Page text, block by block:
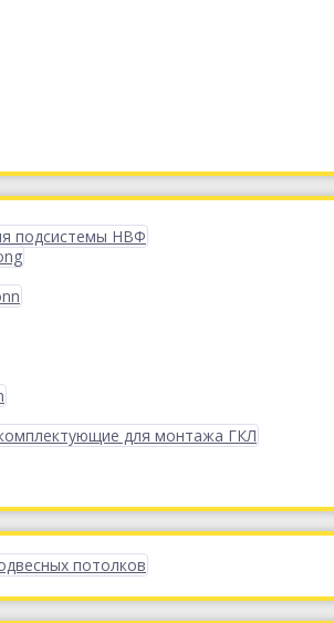
подсистемы НВФ
для монтажа ГКЛ
потолков